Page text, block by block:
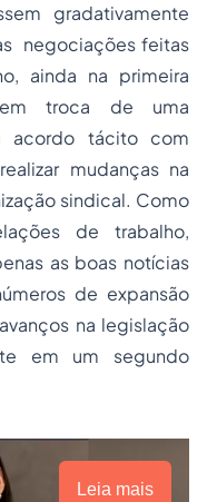
gradativamente
negociações feitas
ainda na primeira
troca de uma
acordo tácito com
mudanças na
sindical. Como
de trabalho,
as boas notícias
de expansão
na legislação
em um segundo
Leia mais